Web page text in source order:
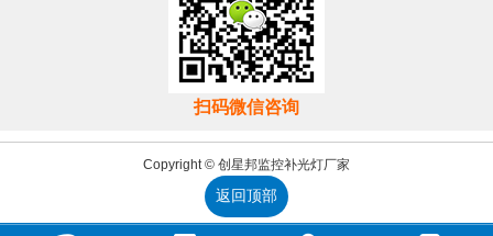
扫码微信咨询
Copyright © 创星邦监控补光灯厂家
返回顶部